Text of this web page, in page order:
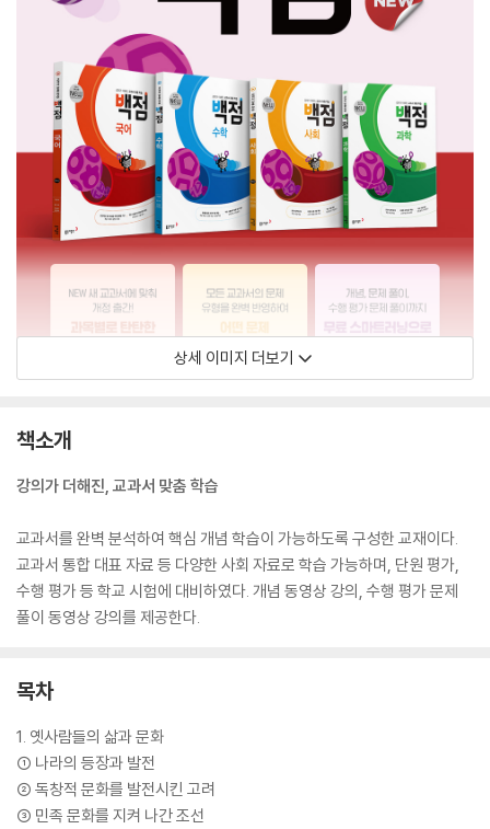
상세 이미지 더보기
책소개
강의가 더해진, 교과서 맞춤 학습
교과서를 완벽 분석하여 핵심 개념 학습이 가능하도록 구성한 교재이다.
교과서 통합 대표 자료 등 다양한 사회 자료로 학습 가능하며, 단원 평가,
수행 평가 등 학교 시험에 대비하였다. 개념 동영상 강의, 수행 평가 문제
풀이 동영상 강의를 제공한다.
목차
1. 옛사람들의 삶과 문화
① 나라의 등장과 발전
② 독창적 문화를 발전시킨 고려
③ 민족 문화를 지켜 나간 조선